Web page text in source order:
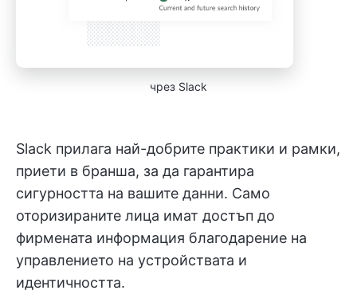
чрез Slack
Slack прилага най-добрите практики и рамки,
приети в бранша, за да гарантира
сигурността на вашите данни. Само
оторизираните лица имат достъп до
фирмената информация благодарение на
управлението на устройствата и
идентичността.